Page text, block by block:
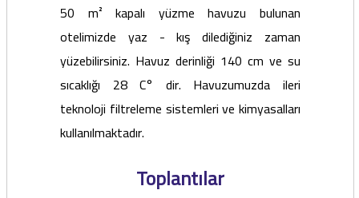
50 m² kapalı yüzme havuzu bulunan
otelimizde yaz - kış dilediğiniz zaman
yüzebilirsiniz. Havuz derinliği 140 cm ve su
sıcaklığı 28 C° dir. Havuzumuzda ileri
teknoloji filtreleme sistemleri ve kimyasalları
kullanılmaktadır.
Toplantılar